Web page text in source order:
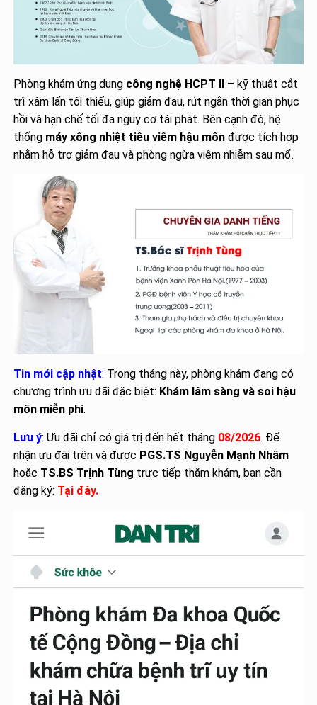
Phòng khám ứng dụng công nghệ HCPT II – kỹ thuật cắt
trĩ xâm lấn tối thiểu, giúp giảm đau, rút ngắn thời gian phục
hồi và hạn chế tối đa nguy cơ tái phát. Bên cạnh đó, hệ
thống máy xông nhiệt tiêu viêm hậu môn được tích hợp
nhằm hỗ trợ giảm đau và phòng ngừa viêm nhiễm sau mổ.
Tin mới cập nhật: Trong tháng này, phòng khám đang có
chương trình ưu đãi đặc biệt: Khám lâm sàng và soi hậu
môn miễn phí.
Lưu ý: Ưu đãi chỉ có giá trị đến hết tháng 08/2026. Để
nhận ưu đãi trên và được PGS.TS Nguyễn Mạnh Nhâm
hoặc TS.BS Trịnh Tùng trực tiếp thăm khám, bạn cần
đăng ký: Tại đây.